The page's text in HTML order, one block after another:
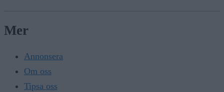
Mer
Annonsera
Om oss
Tipsa oss